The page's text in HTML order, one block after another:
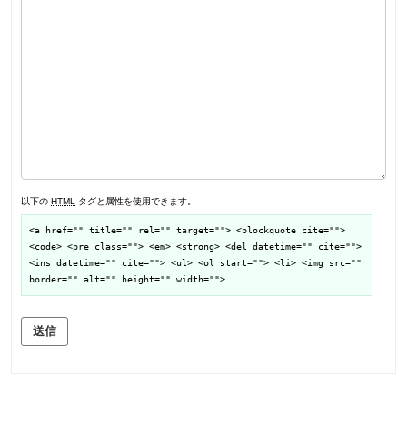
以下の HTML タグと属性を使用できます。
<a href="" title="" rel="" target=""> <blockquote cite="">
<code> <pre class=""> <em> <strong> <del datetime="" cite="">
<ins datetime="" cite=""> <ul> <ol start=""> <li> <img src=""
border="" alt="" height="" width="">
送信